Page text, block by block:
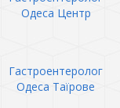
Одеса Центр
Гастроентеролог
Одеса Таїрове